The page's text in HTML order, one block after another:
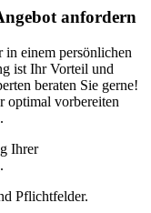
anfordern
einem persönlichen
ist Ihr Vorteil und
beraten Sie gerne!
optimal vorbereiten
Ihrer
.
Pflichtfelder.